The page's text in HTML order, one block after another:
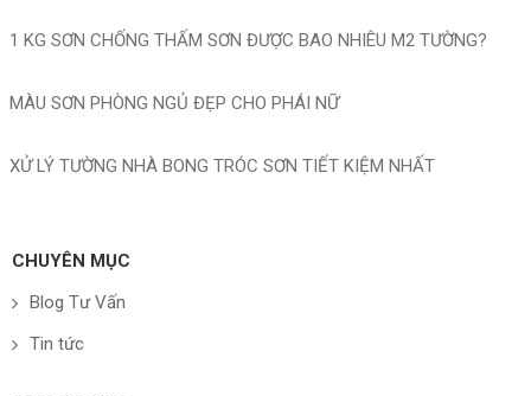
1 KG SƠN CHỐNG THẤM SƠN ĐƯỢC BAO NHIÊU M2 TƯỜNG?
MÀU SƠN PHÒNG NGỦ ĐẸP CHO PHÁI NỮ
XỬ LÝ TƯỜNG NHÀ BONG TRÓC SƠN TIẾT KIỆM NHẤT
CHUYÊN MỤC
Blog Tư Vấn
Tin tức